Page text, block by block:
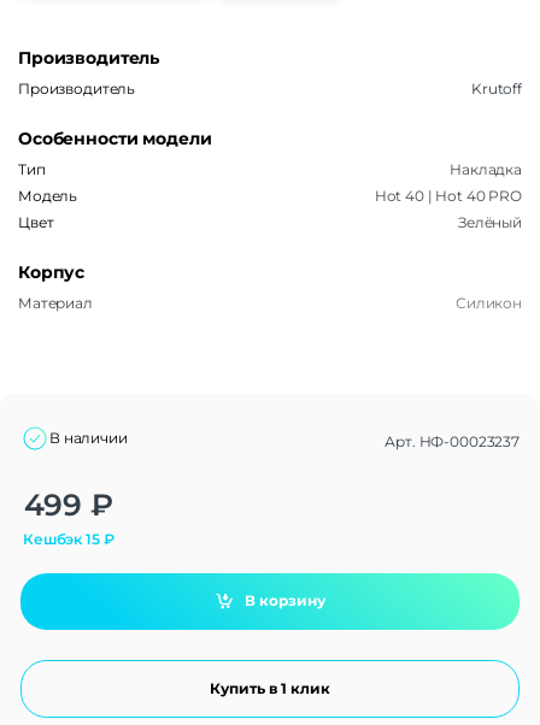
Производитель
Производитель Krutoff
Особенности модели
Тип
Накладка
Модель
Hot 40 | Hot 40 PRO
Цвет
Зелёный
Корпус
Материал Силикон
В наличии Арт. НФ-00023237
499 ₽
Кешбэк15₽
В корзину
Купить в 1 клик
Alternative: